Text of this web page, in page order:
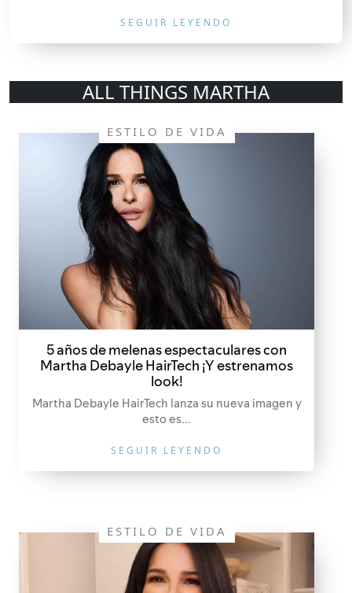
SEGUIR LEYENDO
ALL THINGS MARTHA
ESTILO DE VIDA
5 años de melenas espectaculares con
Martha Debayle HairTech ¡Y estrenamos
look!
Martha Debayle HairTech lanza su nueva imagen y
esto es...
SEGUIR LEYENDO
ESTILO DE VIDA